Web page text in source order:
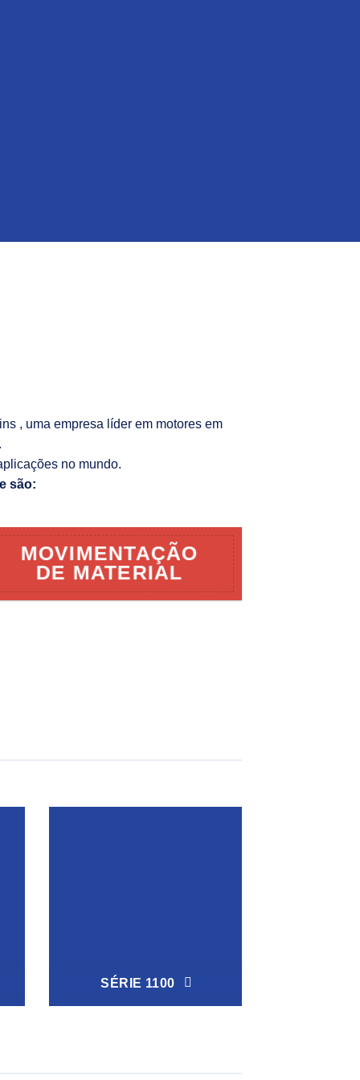
, uma empresa líder em motores em
no mundo.
são:
MOVIMENTAÇÃO
DE MATERIAL
SÉRIE 1100